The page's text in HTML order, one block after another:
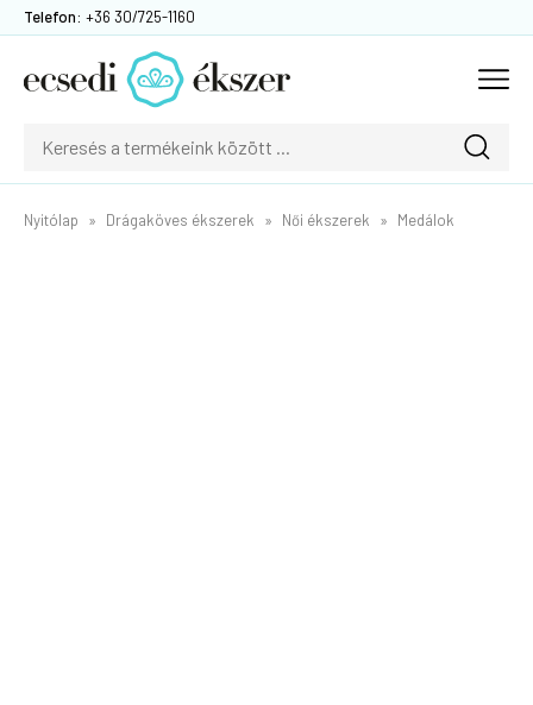
Telefon: +36 30/725-1160
Nyitólap Drágaköves ékszerek Női ékszerek Medálok